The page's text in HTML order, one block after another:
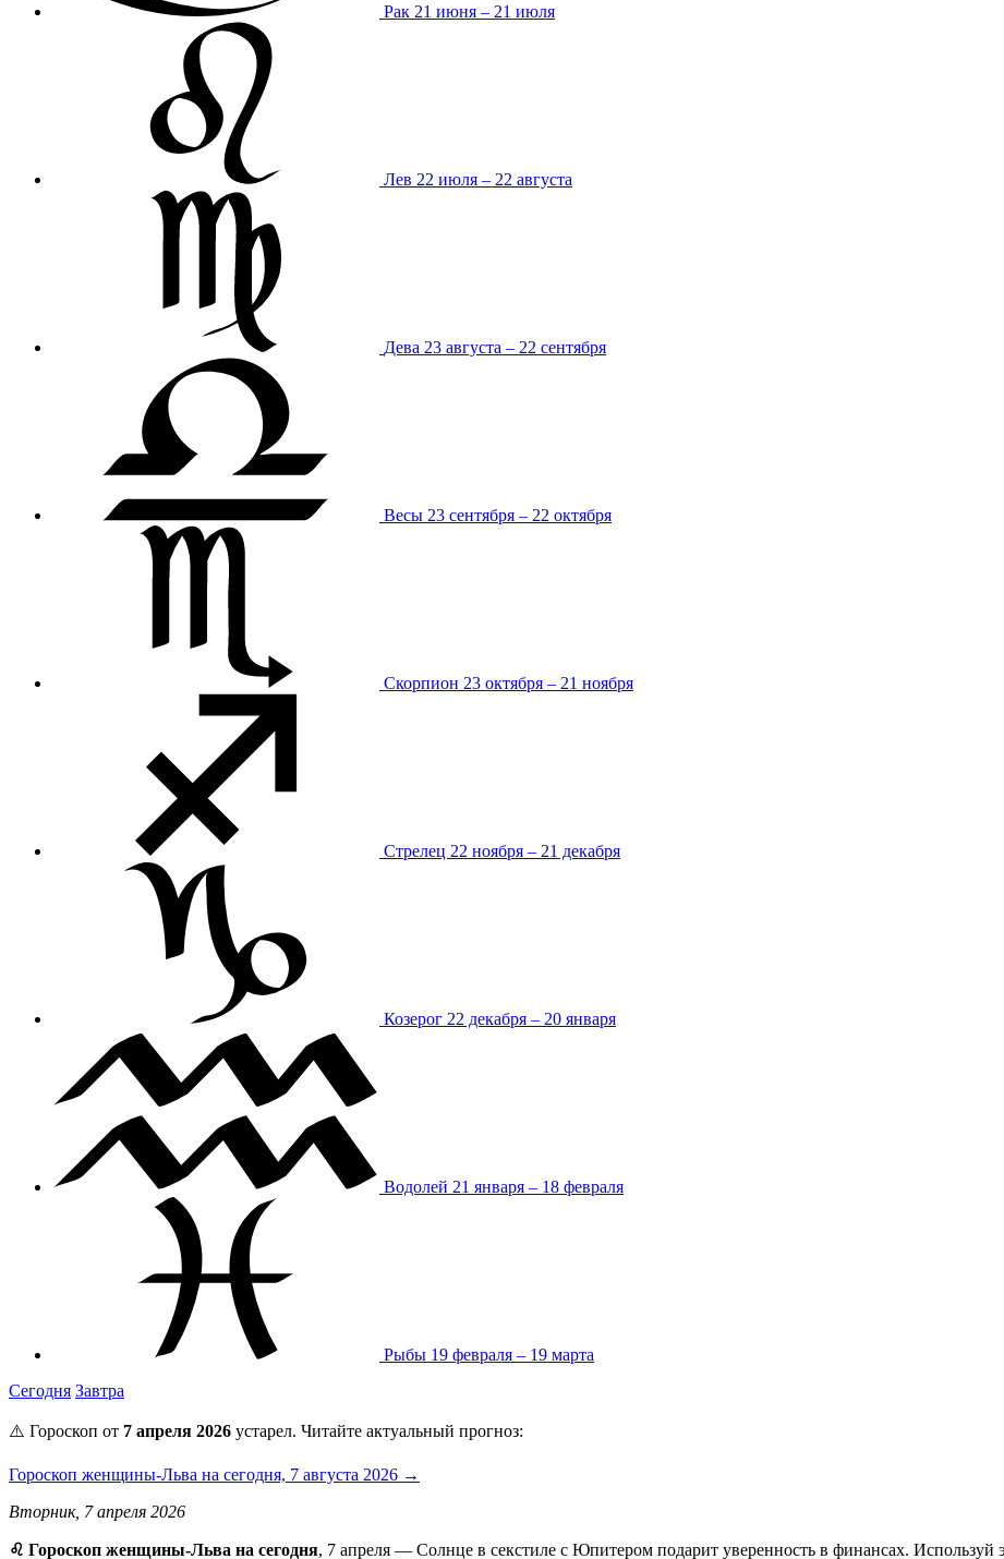
Рак 21 июня – 21 июля
Лев 22 июля – 22 августа
Дева 23 августа – 22 сентября
Весы 23 сентября – 22 октября
Скорпион 23 октября – 21 ноября
Стрелец 22 ноября – 21 декабря
Козерог 22 декабря – 20 января
Водолей 21 января – 18 февраля
Рыбы 19 февраля – 19 марта
Сегодня Завтра
⚠️ Гороскоп от 7 апреля 2026 устарел. Читайте актуальный прогноз:
Гороскоп женщины-Льва на сегодня, 7 августа 2026 →
Вторник, 7 апреля 2026
♌️ Гороскоп женщины-Льва на сегодня, 7 апреля — Солнце в секстиле с Юпитером подарит уверенность в финансах. Используй